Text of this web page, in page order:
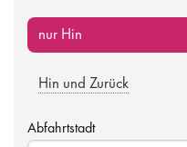
nur Hin
Hin und Zurück
Abfahrtstadt